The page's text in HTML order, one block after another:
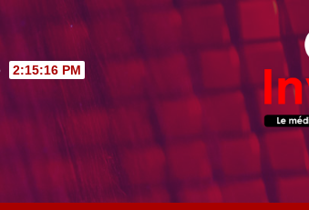
2:15:18 PM